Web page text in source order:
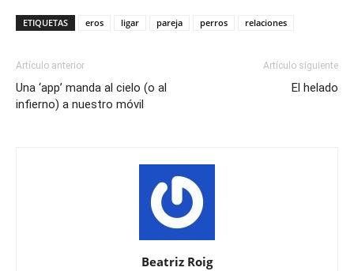
ETIQUETAS eros ligar pareja perros relaciones
Artículo anterior
Una ‘app’ manda al cielo (o al
infierno) a nuestro móvil
Artículo siguiente
El helado
Beatriz Roig